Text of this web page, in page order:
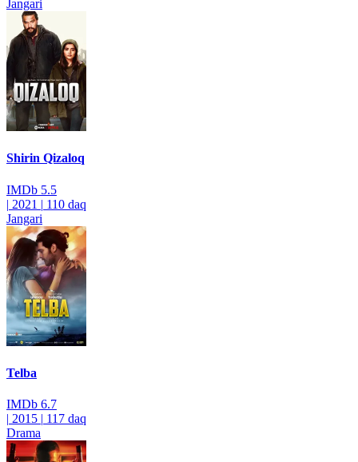
Jangari
Shirin Qizaloq
IMDb 5.5
| 2021 | 110 daq
Jangari
Telba
IMDb 6.7
| 2015 | 117 daq
Drama